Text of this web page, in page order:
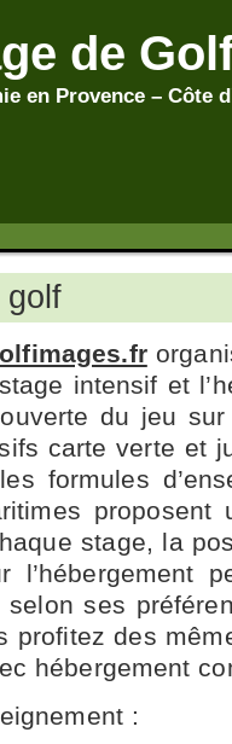
de
en Provence – Côte
golf
intensif et
du jeu
carte verte et
formules
proposent
stage, la
l’hébergement
ses
profitez des
hébergement
: